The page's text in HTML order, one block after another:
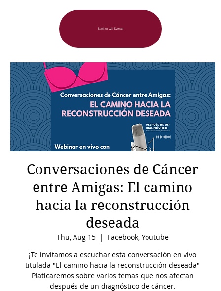
Back to All Events
Conversaciones de Cáncer
entre Amigas: El camino
hacia la reconstrucción
deseada
Thu, Aug 15
  |
Facebook, Youtube
¡Te invitamos a escuchar esta conversación en vivo
titulada "El camino hacia la reconstrucción deseada"
Platicaremos sobre varios temas que nos afectan
después de un diagnóstico de cáncer.